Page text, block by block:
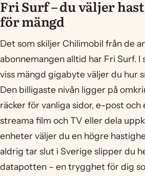
Fri Surf – du väljer
för mängd
Det som skiljer Chilimobil från de
abonnemangen alltid har Fri Surf. I
viss mängd gigabyte väljer du hur
Den billigaste nivån ligger på
räcker för vanliga sidor, e-post och
streama film och TV eller dela
enheter väljer du en högre
aldrig tar slut i Sverige slipper du
datapotten – en trygghet för dig